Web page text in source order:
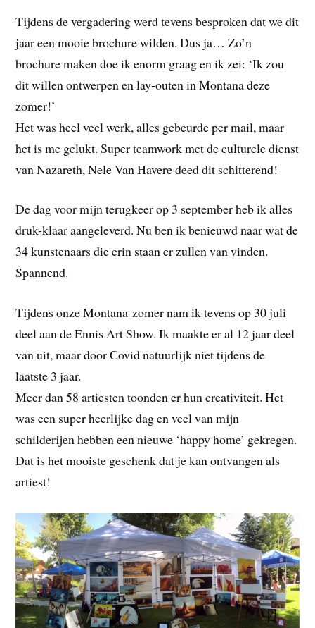
Tijdens de vergadering werd tevens besproken dat we dit
jaar een mooie brochure wilden. Dus ja… Zo’n
brochure maken doe ik enorm graag en ik zei: ‘Ik zou
dit willen ontwerpen en lay-outen in Montana deze
zomer!’
Het was heel veel werk, alles gebeurde per mail, maar
het is me gelukt. Super teamwork met de culturele dienst
van Nazareth, Nele Van Havere deed dit schitterend!
De dag voor mijn terugkeer op 3 september heb ik alles
druk-klaar aangeleverd. Nu ben ik benieuwd naar wat de
34 kunstenaars die erin staan er zullen van vinden.
Spannend.
Tijdens onze Montana-zomer nam ik tevens op 30 juli
deel aan de Ennis Art Show. Ik maakte er al 12 jaar deel
van uit, maar door Covid natuurlijk niet tijdens de
laatste 3 jaar.
Meer dan 58 artiesten toonden er hun creativiteit. Het
was een super heerlijke dag en veel van mijn
schilderijen hebben een nieuwe ‘happy home’ gekregen.
Dat is het mooiste geschenk dat je kan ontvangen als
artiest!